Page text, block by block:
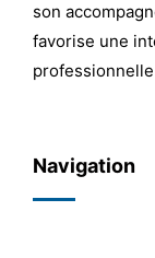
son
favorise une
Navigation